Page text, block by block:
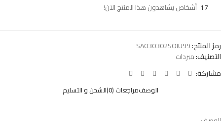
17 أشخاص يشاهدون هذا المنتج الآن!
رمز المنتج:SA030302SOIU99
التصنيف:مبردات
مشاركة:
الوصفمراجعات (0) الشحن و التسليم